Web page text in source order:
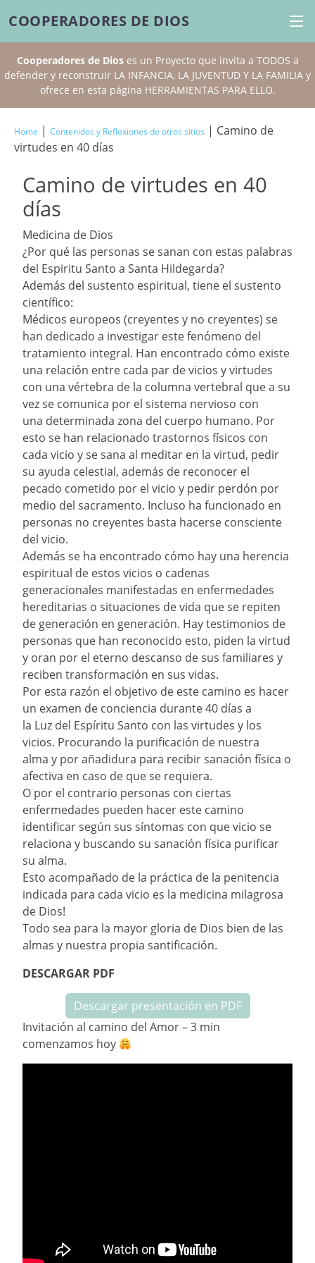
COOPERADORES DE DIOS
Cooperadores de Dioses un Proyecto que invita a TODOS a
defender y reconstruir LA INFANCIA, LA JUVENTUD Y LA FAMILIA y
ofrece en esta página HERRAMIENTAS PARA ELLO.
Home | Contenidos y Reflexiones de otros sitios | Camino de
virtudes en 40 días
Camino de virtudes en 40
días
Medicina de Dios
¿Por qué las personas se sanan con estas palabras
del Espiritu Santo a Santa Hildegarda?
Además del sustento espiritual, tiene el sustento
científico:
Médicos europeos (creyentes y no creyentes) se
han dedicado a investigar este fenómeno del
tratamiento integral. Han encontrado cómo existe
una relación entre cada par de vicios y virtudes
con una vértebra de la columna vertebral que a su
vez se comunica por el sistema nervioso con
una determinada zona del cuerpo humano. Por
esto se han relacionado trastornos físicos con
cada vicio y se sana al meditar en la virtud, pedir
su ayuda celestial, además de reconocer el
pecado cometido por el vicio y pedir perdón por
medio del sacramento. Incluso ha funcionado en
personas no creyentes basta hacerse consciente
del vicio.
Además se ha encontrado cómo hay una herencia
espiritual de estos vicios o cadenas
generacionales manifestadas en enfermedades
hereditarias o situaciones de vida que se repiten
de generación en generación. Hay testimonios de
personas que han reconocido esto, piden la virtud
y oran por el eterno descanso de sus familiares y
reciben transformación en sus vidas.
Por esta razón el objetivo de este camino es hacer
un examen de conciencia durante 40 días a
la Luz del Espíritu Santo con las virtudes y los
vicios. Procurando la purificación de nuestra
alma y por añadidura para recibir sanación física o
afectiva en caso de que se requiera.
O por el contrario personas con ciertas
enfermedades pueden hacer este camino
identificar según sus síntomas con que vicio se
relaciona y buscando su sanación física purificar
su alma.
Esto acompañado de la práctica de la penitencia
indicada para cada vicio es la medicina milagrosa
de Dios!
Todo sea para la mayor gloria de Dios bien de las
almas y nuestra propia santificación.
DESCARGAR PDF
Descargar presentación en PDF
Invitación al camino del Amor – 3 min
comenzamos hoy